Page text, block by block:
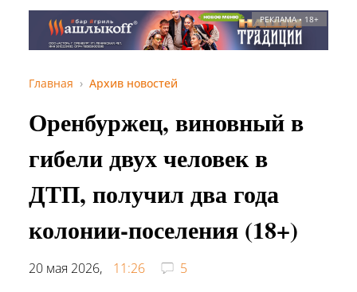
РЕКЛАМА • 18+
Главная Архив новостей
Оренбуржец, виновный в
гибели двух человек в
ДТП, получил два года
колонии-поселения (18+)
20 мая 2026, 11:26
5